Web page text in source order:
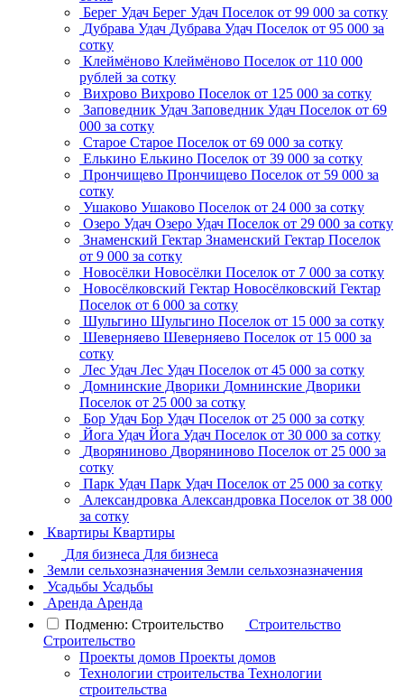
Берег Удач Берег Удач Поселок от 99 000 за сотку
Дубрава Удач Дубрава Удач Поселок от 95 000 за
сотку
Клеймёново Клеймёново Поселок от 110 000
рублей за сотку
Вихрово Вихрово Поселок от 125 000 за сотку
Заповедник Удач Заповедник Удач Поселок от 69
000 за сотку
Старое Старое Поселок от 69 000 за сотку
Елькино Елькино Поселок от 39 000 за сотку
Прончищево Прончищево Поселок от 59 000 за
сотку
Ушаково Ушаково Поселок от 24 000 за сотку
Озеро Удач Озеро Удач Поселок от 29 000 за сотку
Знаменский Гектар Знаменский Гектар Поселок
от 9 000 за сотку
Новосёлки Новосёлки Поселок от 7 000 за сотку
Новосёлковский Гектар Новосёлковский Гектар
Поселок от 6 000 за сотку
Шульгино Шульгино Поселок от 15 000 за сотку
Шеверняево Шеверняево Поселок от 15 000 за
сотку
Лес Удач Лес Удач Поселок от 45 000 за сотку
Домнинские Дворики Домнинские Дворики
Поселок от 25 000 за сотку
Бор Удач Бор Удач Поселок от 25 000 за сотку
Йога Удач Йога Удач Поселок от 30 000 за сотку
Дворяниново Дворяниново Поселок от 25 000 за
сотку
Парк Удач Парк Удач Поселок от 25 000 за сотку
Александровка Александровка Поселок от 38 000
за сотку
Квартиры Квартиры
Для бизнеса Для бизнеса
Земли сельхозназначения Земли сельхозназначения
Усадьбы Усадьбы
Аренда Аренда
Подменю: Строительство
Строительство
Строительство
Проекты домов Проекты домов
Технологии строительства Технологии
строительства